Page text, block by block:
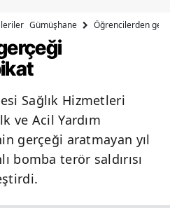
Bingöl
Bitlis
Bolu
Bursa
Çanakkale
Gümüşhane Öğrencilerden
Sağlık Hizmetleri
ve Acil Yardım
gerçeği aratmayan yıl
bomba terör saldırısı